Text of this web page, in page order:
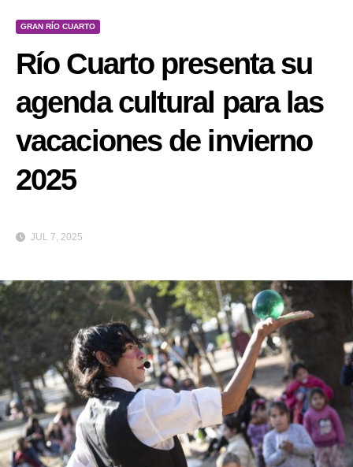
GRAN RÍO CUARTO
Río Cuarto presenta su
agenda cultural para las
vacaciones de invierno
2025
JUL 7, 2025